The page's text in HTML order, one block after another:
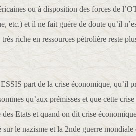
ou à disposition des forces de
etc.) et il ne fait guère de doute qu’il
très riche en ressources pétrolière reste
part de la crise économique, qu’il
qu’aux prémisses et que cette
des Etats et quand on dit crise
sur le nazisme et la 2nde guerre